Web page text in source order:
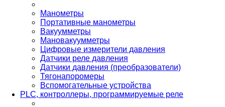
Манометры
Портативные манометры
Вакуумметры
Мановакуумметры
Цифровые измерители давления
Датчики реле давления
Датчики давления (преобразователи)
Тягонапоромеры
Вспомогательные устройства
PLС, контроллеры, программируемые реле